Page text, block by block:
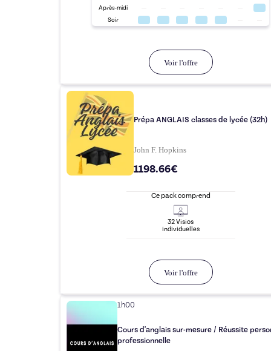
Après-midi
Soir
Voir l'offre
Prépa ANGLAIS classes de lycée (32h)
John F. Hopkins
1198.66€
Ce pack comprend
32Visios
individuelles
Voir l'offre
1h00
Cours d'anglais sur-mesure / Réussite
professionnelle